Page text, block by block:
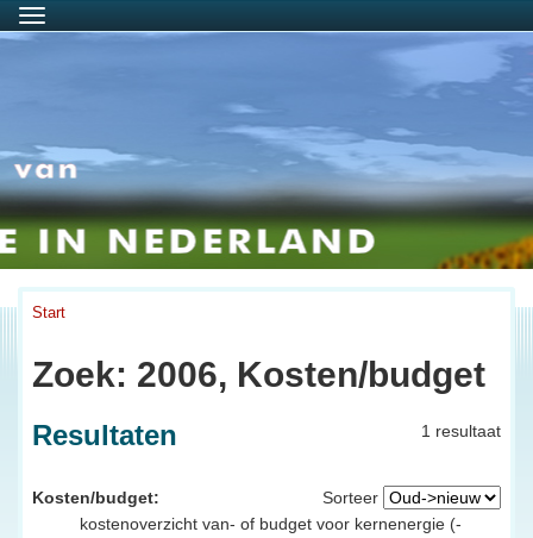
Menu
Start
Zoek: 2006, Kosten/budget
1 resultaat
Resultaten
Sorteer
Kosten/budget:
kostenoverzicht van- of budget voor kernenergie (-